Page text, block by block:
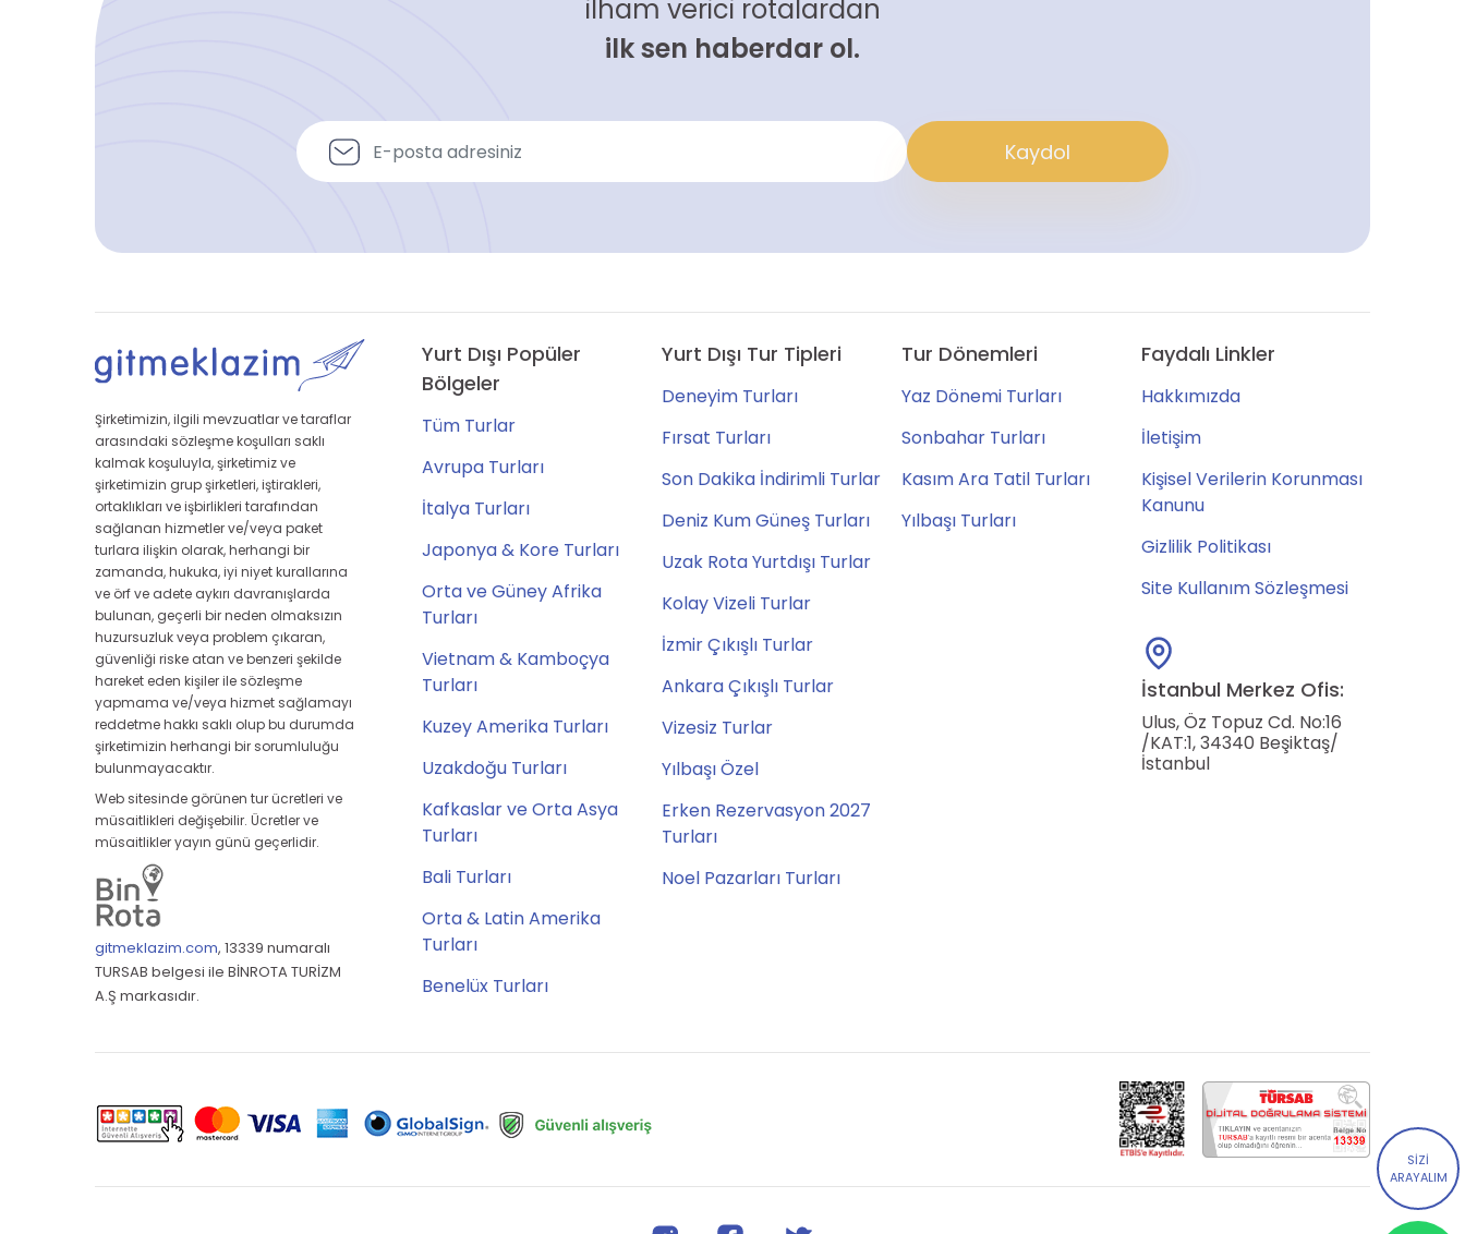
ilham verici rotalardan
ilk sen haberdar ol.
Kaydol
Şirketimizin, ilgili mevzuatlar ve taraflar
arasındaki sözleşme koşulları saklı
kalmak koşuluyla, şirketimiz ve
şirketimizin grup şirketleri, iştirakleri,
ortaklıkları ve işbirlikleri tarafından
sağlanan hizmetler ve/veya paket
turlara ilişkin olarak, herhangi bir
zamanda, hukuka, iyi niyet kurallarına
ve örf ve adete aykırı davranışlarda
bulunan, geçerli bir neden olmaksızın
huzursuzluk veya problem çıkaran,
güvenliği riske atan ve benzeri şekilde
hareket eden kişiler ile sözleşme
yapmama ve/veya hizmet sağlamayı
reddetme hakkı saklı olup bu durumda
şirketimizin herhangi bir sorumluluğu
bulunmayacaktır.
Web sitesinde görünen tur ücretleri ve
müsaitlikleri değişebilir. Ücretler ve
müsaitlikler yayın günü geçerlidir.
gitmeklazim.com, 13339 numaralı
TURSAB belgesi ile BİNROTA TURİZM
A.Ş markasıdır.
Yurt Dışı Popüler
Bölgeler
Tüm Turlar
Avrupa Turları
İtalya Turları
Japonya & Kore Turları
Orta ve Güney Afrika
Turları
Vietnam & Kamboçya
Turları
Kuzey Amerika Turları
Uzakdoğu Turları
Kafkaslar ve Orta Asya
Turları
Bali Turları
Orta & Latin Amerika
Turları
Benelüx Turları
Yurt Dışı Tur Tipleri
Deneyim Turları
Fırsat Turları
Son Dakika İndirimli Turlar
Deniz Kum Güneş Turları
Uzak Rota Yurtdışı Turlar
Kolay Vizeli Turlar
İzmir Çıkışlı Turlar
Ankara Çıkışlı Turlar
Vizesiz Turlar
Yılbaşı Özel
Erken Rezervasyon 2027
Turları
Noel Pazarları Turları
Tur Dönemleri
Yaz Dönemi Turları
Sonbahar Turları
Kasım Ara Tatil Turları
Yılbaşı Turları
Faydalı Linkler
Hakkımızda
İletişim
Kişisel Verilerin Korunması
Kanunu
Gizlilik Politikası
Site Kullanım Sözleşmesi
İstanbul Merkez Ofis:
Ulus, Öz Topuz Cd. No:16
/KAT:1, 34340 Beşiktaş/
İstanbul
SİZİ
ARAYALIM